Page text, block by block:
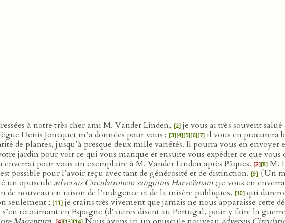
à notre très cher ami M. Vander Linden, [2] je vous ai très souvent
Denis Joncquet m’a données pour vous ; [3][4][5][6][7] il vous en procurera
de plantes, jusqu’à presque deux mille variétés. Il pourra vous en envoyer
jardin pour voir ce qui vous manque et ensuite vous expédier ce que
pour vous un exemplaire à M. Vander Linden après Pâques. [2][8] M.
possible pour l’avoir reçu avec tant de générosité et de distinction. [9] {Un
un opuscule adversus Circulationem sanguinis Harveïanam; je vous en
nouveau en raison de l’indigence et de la misère publiques, [10] qui
seulement ; [11] je crains très vivement que jamais ne nous apparaisse cette
retournant en Espagne (d’autres disent au Portugal, pour y faire la